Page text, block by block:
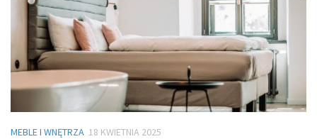
MEBLE I WNĘTRZA 18 KWIETNIA 2025